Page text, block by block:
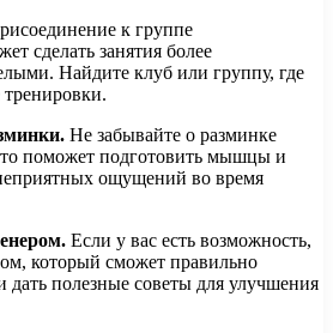
к группе
сделать занятия более
Найдите клуб или группу, где
тренировки.
Не забывайте о разминке
поможет подготовить мышцы и
ощущений во время
Если у вас есть возможность,
который сможет правильно
дать полезные советы для улучшения